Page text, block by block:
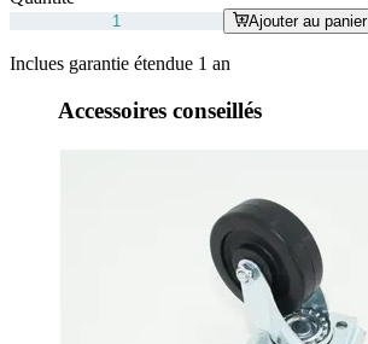
Ajouter au panier
Inclues garantie étendue 1 an
Accessoires conseillés